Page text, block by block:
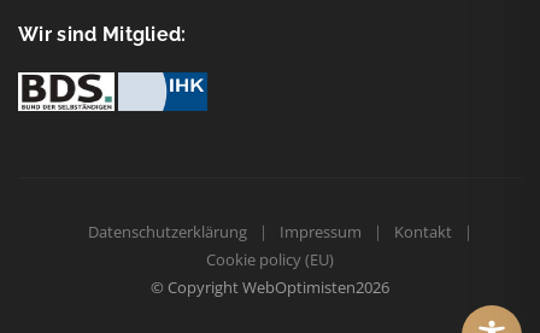
Wir sind Mitglied:
Datenschutzerklärung Impressum
Kontakt
Cookie policy (EU)
© CopyrightWebOptimisten2026